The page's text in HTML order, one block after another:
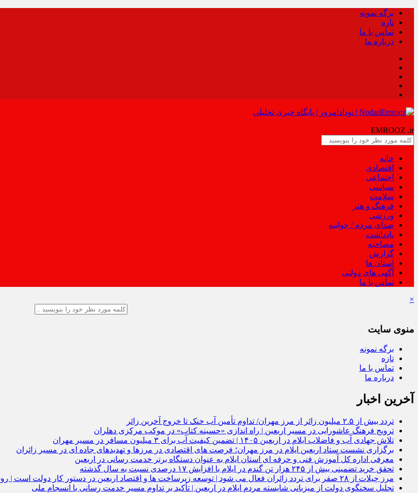
برگه نمونه
تازه
تماس با ما
درباره ما
EMROOZ .ir
خانه
اقتصادی
اجتماعی
سیاسی
سلامت
فرهنگ و هنر
ورزشی
صدای مردم / جوابیه
یادداشت
مصاحبه
گزارش
استان ها
آگهی های دولتی
تماس با ما
×
منوی سایت
برگه نمونه
تازه
تماس با ما
درباره ما
آخرین اخبار
تردد بیش از ۲.۵ میلیون زائر از مرز مهران/ تداوم تأمین آب خنک تا خروج آخرین زائر
ترویج فرهنگ عاشورایی در مسیر اربعین | راه‌ اندازی «حسینه کتاب» در موکب مرکزی دهلران
تلاش جهادی آب و فاضلاب ایلام در اربعین ۱۴۰۵ | تضمین کیفیت آب برای ۳ میلیون مسافر در مسیر مهران
برگزاری نشست ستاد اربعین ایلام در مرز مهران؛ فرصت‌ های اقتصادی در مرزها و تهدیدهای جاده‌ ای در مسیر زائران
معرفی اداره کل آموزش فنی و حرفه‌ ای استان ایلام به‌ عنوان دستگاه برتر خدمت‌ رسانی در اربعین
تحقق خرید تضمینی بیش از ۲۴۵ هزار تن گندم در ایلام با افزایش ۱۷ درصدی نسبت به سال گذشته
مرز چیلات از ۲۸ صفر برای تردد زائران فعال می‌ شود | توسعه زیرساخت‌ ها و اقتصاد اربعین در دستور کار دولت است | رونمایی از مهر رسمی گذرنامه مرز زمینی چیلات
تجلیل سخنگوی دولت از میزبانی شایسته مردم ایلام در اربعین | تأکید بر تداوم مسیر خدمت‌ رسانی با انسجام ملی